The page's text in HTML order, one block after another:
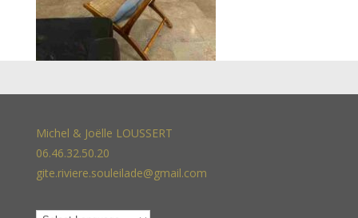
Michel & Joëlle LOUSSERT
06.46.32.50.20
gite.riviere.souleilade@gmail.com